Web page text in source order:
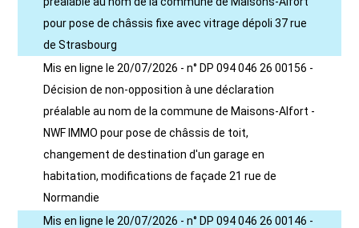
pour pose de châssis fixe avec vitrage dépoli 37 rue
de Strasbourg
Mis en ligne le 20/07/2026 - n° DP 094 046 26 00156 -
Décision de non-opposition à une déclaration
préalable au nom de la commune de Maisons-Alfort -
NWF IMMO pour pose de châssis de toit,
changement de destination d'un garage en
habitation, modifications de façade 21 rue de
Normandie
Mis en ligne le 20/07/2026 - n° DP 094 046 26 00146 -